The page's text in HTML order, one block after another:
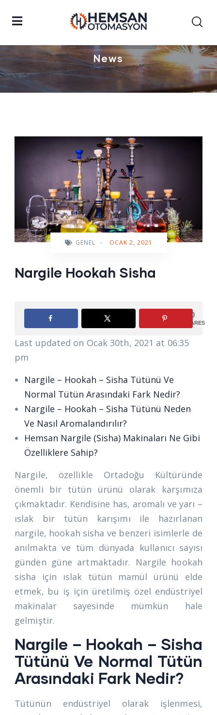
News
GENEL - OCAK 2, 2021
Nargile Hookah Sisha
0
SHARES
Last updated on Ocak 30th, 2021 at 06:35
pm
Nargile – Hookah – Sisha Tütünü Ve
Normal Tütün Arasındaki Fark Nedir?
Nargile – Hookah – Sisha Tütünü Neden
Ve Nasıl Aromalandırılır?
Hemsan Nargile (Sisha) Makinaları Ne Gibi
Özelliklere Sahip?
Nargile, özellikle Ortadoğu Kültüründe
önemli bir tütün ürünü olarak karşımıza
çıkmaktadır. Kendisine has, aromalı ve yarı –
ıslak bir tütün karışımı ile hazırlanan
nargile, hookah sisha ve benzeri isimlerle de
anılmakta ve tüm dünyada kullanıcı sayısı
günden güne artmaktadır. Nargile hookah
sisha için ıslak tütün mamül ürünü elde
etmek, bu iş için üretilmiş özel endüstriyel
makinalar sayesinde mümkün hale
gelmiştir.
Nargile – Hookah – Sisha
Tütünü Ve Normal Tütün
Arasındaki Fark Nedir?
Tütünün endüstriyel olarak işlenmesi,